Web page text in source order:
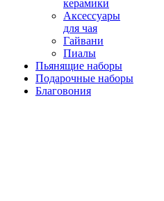
керамики
Аксессуары
для чая
Гайвани
Пиалы
Пьянящие наборы
Подарочные наборы
Благовония